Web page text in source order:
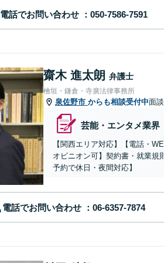
電話でお問い合わせ
齋木 進太朗 弁護士
檜垣・鎌倉・寺廣法律事務所
泉佐野市 からも相談受付中面
芸能・エンタメ業界
【関西エリア対応】【電話・
オピニオン可】契約書・就業規
予約で休日・夜間対応】
電話でお問い合わせ